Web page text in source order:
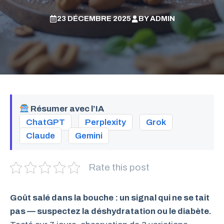
23 DÉCEMBRE 2025 BYADMIN
Résumer avec l’IA
ChatGPT
Perplexity
Grok
Claude
Gemini
Rate this post
Goût salé dans la bouche : un signal qui ne se tait
pas — suspectez la déshydratation ou le diabète.